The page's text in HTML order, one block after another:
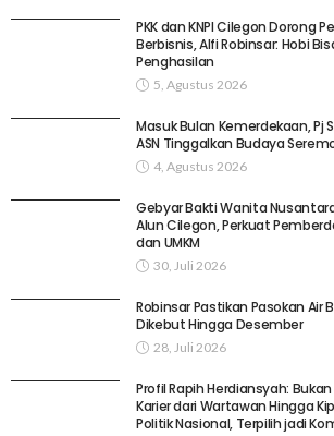
PKK dan KNPI Cilegon Dorong
Berbisnis, Alfi Robinsar: Hobi
Penghasilan
5, Agustus 2026
Masuk Bulan Kemerdekaan, Pj
ASN Tinggalkan Budaya
4, Agustus 2026
Gebyar Bakti Wanita
Alun Cilegon, Perkuat
dan UMKM
30, Juli 2026
Robinsar Pastikan Pasokan Air
Dikebut Hingga Desember
28, Juli 2026
Profil Rapih Herdiansyah:
Karier dari Wartawan Hingga
Politik Nasional, Terpilih jadi